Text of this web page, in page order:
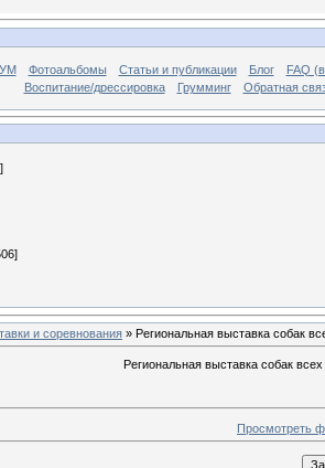
Фотоальбомы Статьи и публикации Блог
FAQ
Воспитание/дрессировка
Грумминг Обратная
и соревнования » Региональная выставка собак
Региональная выставка собак
Просмотреть